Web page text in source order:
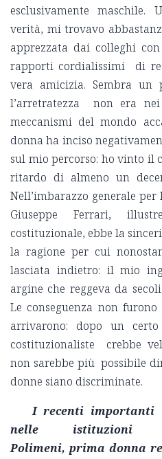
esclusivamente
verità, mi trovavo
apprezzata dai colleghi
rapporti cordialissimi di
vera amicizia. Sembra un
l’arretratezza non era
meccanismi del mondo
donna ha inciso
sul mio percorso: ho vinto il
ritardo di almeno un
Nell’imbarazzo generale
Giuseppe Ferrari,
costituzionale, ebbe la
la ragione per cui
lasciata indietro: il mio
argine che reggeva da
Le conseguenza non
arrivarono: dopo un
costituzionaliste crebbe
non sarebbe più possibile
donne siano discriminate.
Irecenti importanti
nelle istituzioni
Polimeni, prima donna